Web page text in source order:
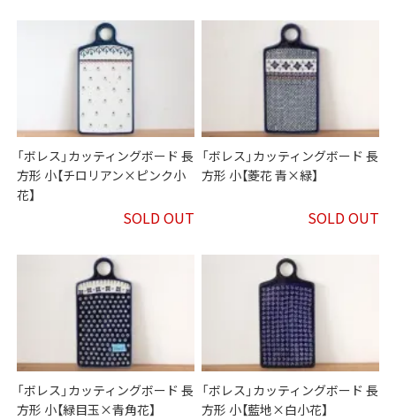
「ボレス」カッティングボード 長
方形 小【チロリアン×ピンク小
花】
SOLD OUT
「ボレス」カッティングボード 長
方形 小【菱花 青×緑】
SOLD OUT
「ボレス」カッティングボード 長
方形 小【緑目玉×青角花】
「ボレス」カッティングボード 長
方形 小【藍地×白小花】